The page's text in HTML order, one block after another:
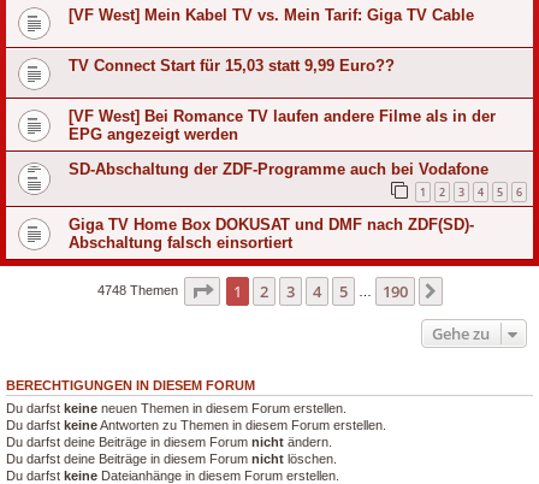
[VF West] Mein Kabel TV vs. Mein Tarif: Giga TV Cable
TV Connect Start für 15,03 statt 9,99 Euro??
[VF West] Bei Romance TV laufen andere Filme als in der
EPG angezeigt werden
SD-Abschaltung der ZDF-Programme auch bei Vodafone
1 2 3 4 5 6
Giga TV Home Box DOKUSAT und DMF nach ZDF(SD)-
Abschaltung falsch einsortiert
4748 Themen Seite 1von 190
1 2 3 4 5 190
Gehe zu
BERECHTIGUNGEN IN DIESEM FORUM
Du darfst keine neuen Themen in diesem Forum erstellen.
Du darfst keineAntworten zu Themen in diesem Forum erstellen.
Du darfst deine Beiträge in diesem Forum nicht ändern.
Du darfst deine Beiträge in diesem Forum nicht löschen.
Du darfst keine Dateianhänge in diesem Forum erstellen.